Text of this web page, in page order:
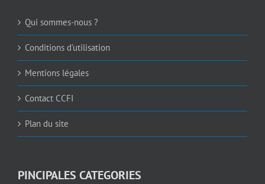
Qui sommes-nous ?
Conditions d’utilisation
Mentions légales
Contact CCFI
Plan du site
PINCIPALES CATEGORIES